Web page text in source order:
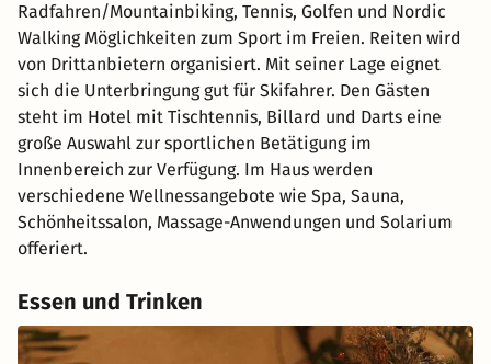
Radfahren/Mountainbiking, Tennis, Golfen und Nordic
Walking Möglichkeiten zum Sport im Freien. Reiten wird
von Drittanbietern organisiert. Mit seiner Lage eignet
sich die Unterbringung gut für Skifahrer. Den Gästen
steht im Hotel mit Tischtennis, Billard und Darts eine
große Auswahl zur sportlichen Betätigung im
Innenbereich zur Verfügung. Im Haus werden
verschiedene Wellnessangebote wie Spa, Sauna,
Schönheitssalon, Massage-Anwendungen und Solarium
offeriert.
Essen und Trinken